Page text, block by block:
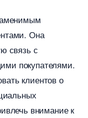
Она
связь с
покупателями.
клиентов о
внимание к